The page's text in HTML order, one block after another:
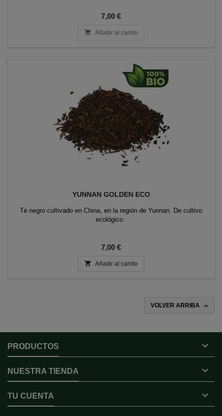
Precio
7,00 €
 Añadir al carrito
YUNNAN GOLDEN ECO
Té negro cultivado en China, en la región de Yunnan. De cultivo
ecológico.
Precio
7,00 €
 Añadir al carrito
VOLVER ARRIBA 
PRODUCTOS 
NUESTRA TIENDA 
TU CUENTA 